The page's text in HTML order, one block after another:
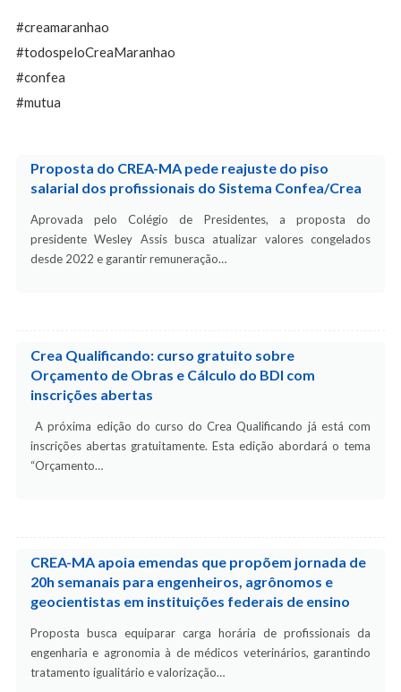
#creamaranhao
#todospeloCreaMaranhao
#confea
#mutua
Proposta do CREA-MA pede reajuste do piso
salarial dos profissionais do Sistema Confea/Crea
Aprovada pelo Colégio de Presidentes, a proposta do
presidente Wesley Assis busca atualizar valores congelados
desde 2022 e garantir remuneração…
Crea Qualificando: curso gratuito sobre
Orçamento de Obras e Cálculo do BDI com
inscrições abertas
A próxima edição do curso do Crea Qualificando já está com
inscrições abertas gratuitamente. Esta edição abordará o tema
“Orçamento…
CREA-MA apoia emendas que propõem jornada de
20h semanais para engenheiros, agrônomos e
geocientistas em instituições federais de ensino
Proposta busca equiparar carga horária de profissionais da
engenharia e agronomia à de médicos veterinários, garantindo
tratamento igualitário e valorização…